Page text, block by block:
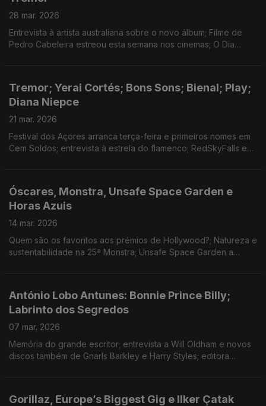
28 mar. 2026
Entrevista à artista australiana sobre o novo álbum; Filme de
Pedro Cabeleira estreou esta semana nos cinemas; O Dia
Tremor; Yerai Cortés; Bons Sons; Bienal; Play;
Diana Niepce
21 mar. 2026
Festival dos Açores arranca terça-feira e primeiros nomes em
Cem Soldos; entrevista à estrela do flamenco; RedSkyFalls em
Óscares, Monstra, Unsafe Space Garden e
Horas Azuis
14 mar. 2026
Quem são os favoritos aos prémios de Hollywood?; Natureza e
sustentabilidade na 25ª Monstra; Unsafe Space Garden a
António Lobo Antunes: Bonnie Prince Billy;
Labrinto dos Segredos
07 mar. 2026
Memória do grande escritor; entrevista a Will Oldham e novos
discos também de Gnarls Barkley e Harry Styles; editora
Gorillaz, Europe’s Biggest Gig e Ilker Çatak